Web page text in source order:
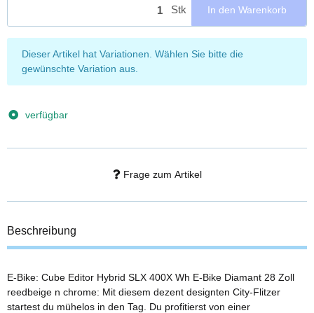
Stk In den Warenkorb
x
Dieser Artikel hat Variationen. Wählen Sie bitte die
gewünschte Variation aus.
verfügbar
Frage zum Artikel
Beschreibung
E-Bike: Cube Editor Hybrid SLX 400X Wh E-Bike Diamant 28 Zoll
reedbeige n chrome: Mit diesem dezent designten City-Flitzer
startest du mühelos in den Tag. Du profitierst von einer